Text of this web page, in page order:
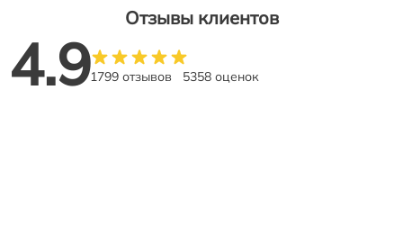
Отзывы клиентов
4.91799 отзывов 5358 оценок